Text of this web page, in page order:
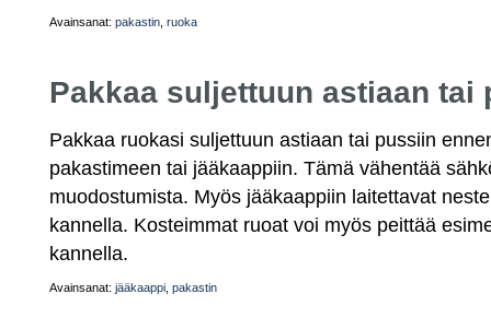
Avainsanat: pakastin ruoka
Pakkaa suljettuun astiaan tai
Pakkaa ruokasi suljettuun astiaan tai pussiin
pakastimeen tai jääkaappiin. Tämä vähentää
muodostumista. Myös jääkaappiin laitettavat
kannella. Kosteimmat ruoat voi myös peittää
kannella.
Avainsanat: jääkaappi pakastin